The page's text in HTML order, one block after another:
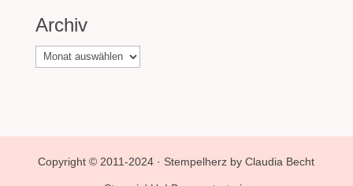
Archiv
Archiv
Copyright © 2011-2024 · Stempelherz by Claudia Becht